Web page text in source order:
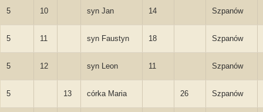
5 10 syn Jan 14 Szpanów
5 11 syn Faustyn 18 Szpanów
5 12 syn Leon 11 Szpanów
5 13 córka Maria 26 Szpanów